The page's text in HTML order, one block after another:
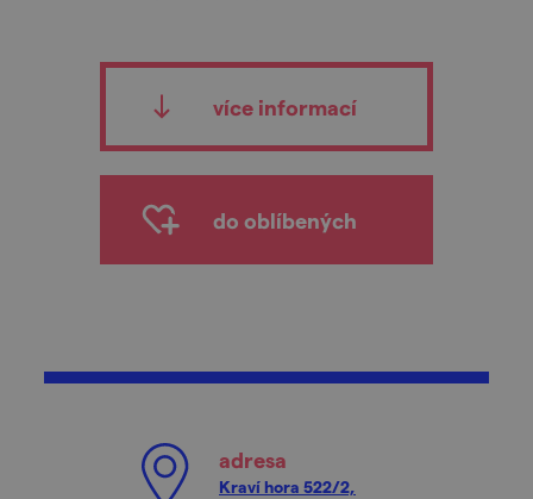
více informací
do oblíbených
adresa
Kraví hora 522/2,